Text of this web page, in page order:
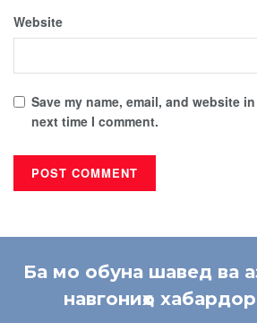
Website
Save my name, email, and website
next time I comment.
Ба мо обуна шавед ва
навгониҳо